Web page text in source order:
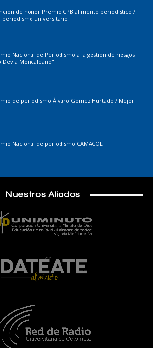
de honor Premio CPB al mérito periodístico /
periodismo universitario
Nacional de Periodismo a la gestión de riesgos
Devia Moncaleano"
de periodismo Álvaro Gómez Hurtado / Mejor
Nacional de periodismo CAMACOL
Nuestros Aliados